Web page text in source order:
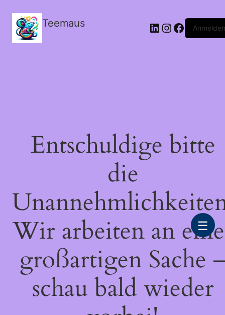
Teemaus LinkedIn
Instagram
FacebookAnmelden
Entschuldige bitte
die
Wir arbeiten an
großartigen Sache
schau bald wieder
☰